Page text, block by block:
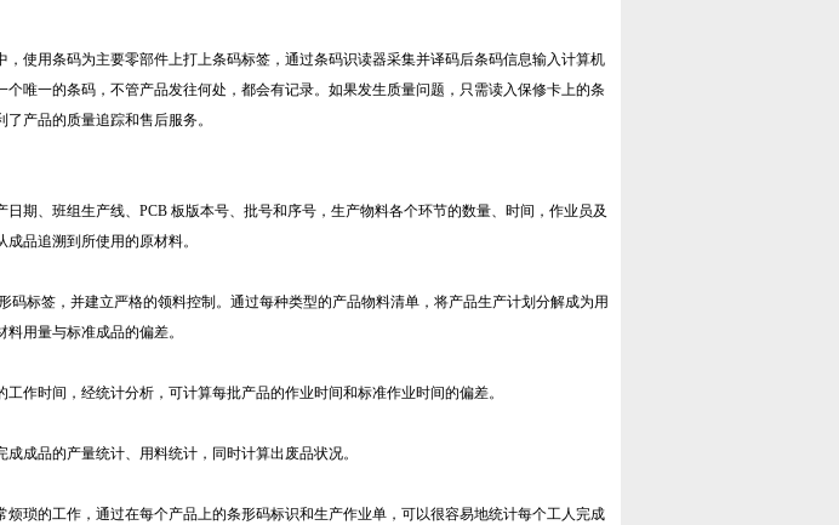
使用条码为主要零部件上打上条码标签，通过条码识读器采集并译码后条码信息输入计算机
唯一的条码，不管产品发往何处，都会有记录。如果发生质量问题，只需读入保修卡上的条
了产品的质量追踪和售后服务。
期、班组生产线、PCB 板版本号、批号和序号，生产物料各个环节的数量、时间，作业员及
品追溯到所使用的原材料。
码标签，并建立严格的领料控制。通过每种类型的产品物料清单，将产品生产计划分解成为用
用量与标准成品的偏差。
作时间，经统计分析，可计算每批产品的作业时间和标准作业时间的偏差。
成品的产量统计、用料统计，同时计算出废品状况。
琐的工作，通过在每个产品上的条形码标识和生产作业单，可以很容易地统计每个工人完成